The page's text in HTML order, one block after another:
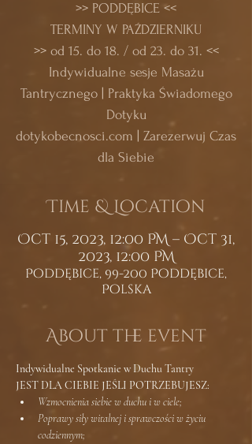
>> PODDĘBICE <<
TERMINY W PAŹDZIERNIKU
>> od 15. do 18. / od 23. do 31. <<
Indywidualne sesje Masażu
Tantrycznego | Praktyka Świadomego
Dotyku
dotykobecnosci.com | Zarezerwuj Czas
dla Siebie
Time & Location
Oct 15, 2023, 12:00 PM – Oct 31,
2023, 12:00 PM
Poddębice, 99-200 Poddębice,
Polska
About the event
Indywidualne Spotkanie w Duchu Tantry
JEST DLA CIEBIE JEŚLI POTRZEBUJESZ:
Wzmocnienia siebie w duchu i w ciele;
Poprawy siły witalnej i sprawczości w życiu
codziennym;